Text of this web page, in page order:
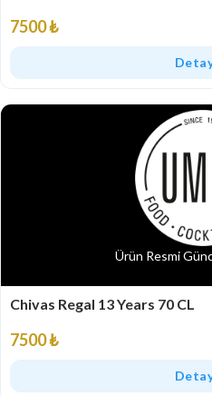
7500 ₺
Ürün Resmi
Chivas Regal 13 Years 70 CL
7500 ₺